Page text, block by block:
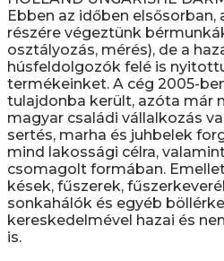
Ebben az időben elsősorban,
részére végeztünk
osztályozás, mérés), de a
húsfeldolgozók felé is
termékeinket. A cég 2005-
tulajdonba került, azóta már
magyar családi vállalkozás
sertés, marha és juhbelek
mind lakossági célra,
csomagolt formában.
kések, fűszerek,
sonkahálók és egyéb
kereskedelmével hazai és
is.